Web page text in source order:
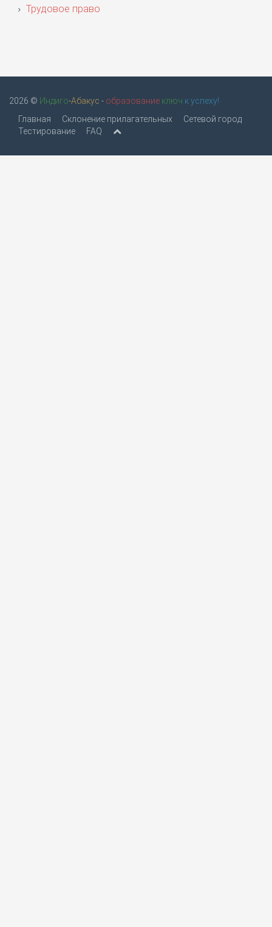
Трудовое право
2026 © Индиго-Абакус - образование ключ к успеху!
Главная
Склонение прилагательных
Сетевой город
Тестирование
FAQ